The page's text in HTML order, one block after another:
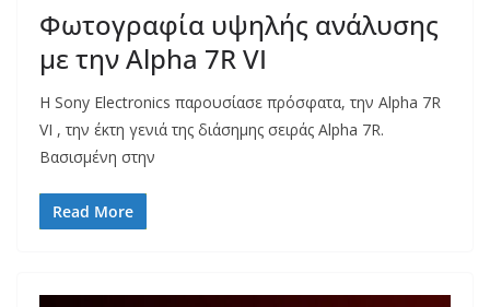
Φωτογραφία υψηλής ανάλυσης
με την Alpha 7R VI
Η Sony Electronics παρουσίασε πρόσφατα, την Alpha 7R
VI , την έκτη γενιά της διάσημης σειράς Alpha 7R.
Βασισμένη στην
Read More